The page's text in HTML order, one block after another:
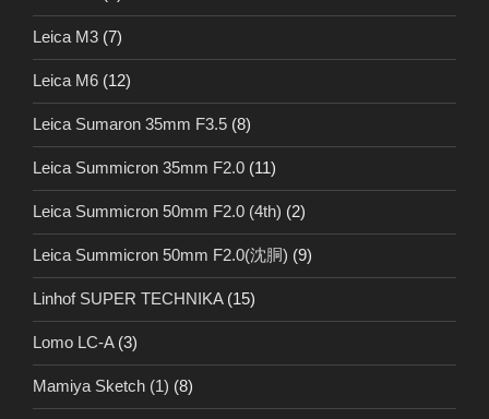
Leica M3 (7)
Leica M6 (12)
Leica Sumaron 35mm F3.5 (8)
Leica Summicron 35mm F2.0 (11)
Leica Summicron 50mm F2.0 (4th) (2)
Leica Summicron 50mm F2.0(沈胴) (9)
Linhof SUPER TECHNIKA(15)
Lomo LC-A(3)
Mamiya Sketch (1) (8)